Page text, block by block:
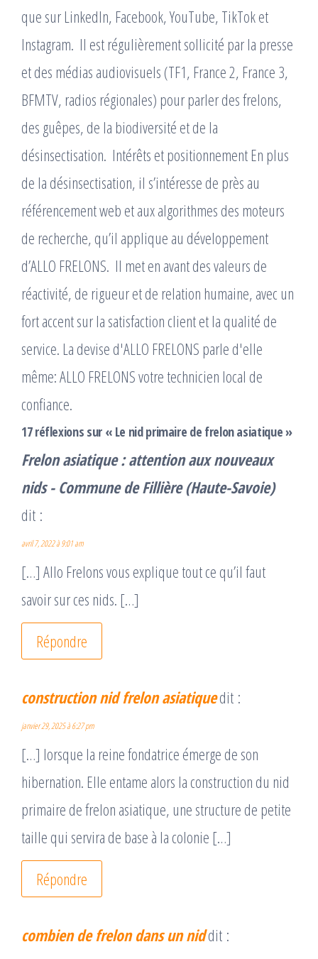
que sur LinkedIn, Facebook, YouTube, TikTok et
Instagram. ​ Il est régulièrement sollicité par la presse
et des médias audiovisuels (TF1, France 2, France 3,
BFMTV, radios régionales) pour parler des frelons,
des guêpes, de la biodiversité et de la
désinsectisation. ​ Intérêts et positionnement En plus
de la désinsectisation, il s’intéresse de près au
référencement web et aux algorithmes des moteurs
de recherche, qu’il applique au développement
d’ALLO FRELONS. ​ Il met en avant des valeurs de
réactivité, de rigueur et de relation humaine, avec un
fort accent sur la satisfaction client et la qualité de
service. La devise d'ALLO FRELONS parle d'elle
même: ALLO FRELONS votre technicien local de
confiance.
17 réflexions sur « Le nid primaire de frelon asiatique »
Frelon asiatique : attention aux nouveaux
nids - Commune de Fillière (Haute-Savoie)
dit :
avril 7, 2022 à 9:01 am
[…] Allo Frelons vous explique tout ce qu’il faut
savoir sur ces nids. […]
Répondre
construction nid frelon asiatiquedit :
janvier 29, 2025 à 6:27 pm
[…] lorsque la reine fondatrice émerge de son
hibernation. Elle entame alors la construction du nid
primaire de frelon asiatique, une structure de petite
taille qui servira de base à la colonie […]
Répondre
combien de frelon dans un niddit :